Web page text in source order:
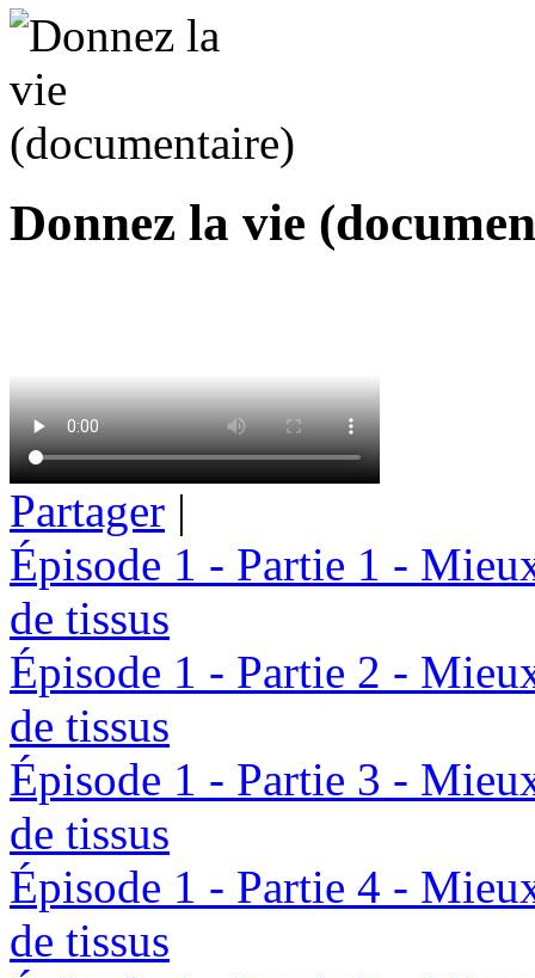
Donnez la vie
Partager |
Épisode 1 - Partie 1 -
de tissus
Épisode 1 - Partie 2 -
de tissus
Épisode 1 - Partie 3 -
de tissus
Épisode 1 - Partie 4 -
de tissus